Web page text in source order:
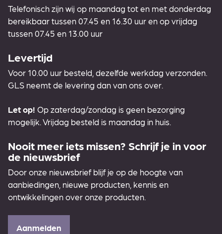
Telefonisch zijn wij op maandag tot en met donderdag
bereikbaar tussen 07.45 en 16.30 uur en op vrijdag
tussen 07.45 en 13.00 uur
Levertijd
Voor 10.00 uur besteld, dezelfde werkdag verzonden.
GLS neemt de levering dan van ons over.
Let op! Op zaterdag/zondag is geen bezorging
mogelijk. Vrijdag besteld is maandag in huis.
Nooit meer iets missen? Schrijf je in voor
de nieuwsbrief
Door onze nieuwsbrief blijf je op de hoogte van
aanbiedingen, nieuwe producten, kennis en
ontwikkelingen over onze producten.
Aanmelden